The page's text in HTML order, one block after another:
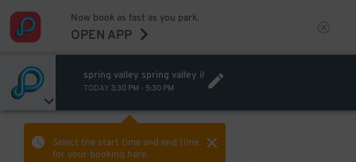
Now book as fast as you park.
OPEN APP
spring valley spring valley il
TODAY 3:30 PM - 5:30 PM
Select the start time and end time
for your booking here.